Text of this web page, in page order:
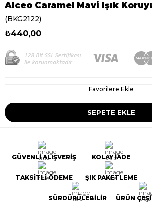
Alceo Caramel Mavi Işık
(BKG2122)
₺440,00
Favorilere Ekle
GÜVENLİ ALIŞVERİŞ KOLAY İADE
TAKSİTLİ ÖDEME ŞIK PAKETLEME
SÜRDÜRÜLEBİLİR ÜRÜN